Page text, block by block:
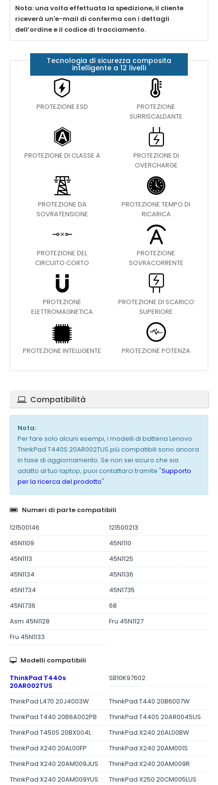
Nota: una volta effettuata la spedizione, il cliente
riceverà un'e-mail di conferma con i dettagli
dell’ordine e il codice di tracciamento.
Tecnologia di sicurezza composita
intelligente a 12 livelli
PROTEZIONE ESD
PROTEZIONE
SURRISCALDANTE
PROTEZIONE DI CLASSE A
PROTEZIONE DI
OVERCHARGE
PROTEZIONE DA
SOVRATENSIONE
PROTEZIONE TEMPO DI
RICARICA
PROTEZIONE DEL
CIRCUITO CORTO
PROTEZIONE
SOVRACORRENTE
PROTEZIONE
ELETTROMAGNETICA
PROTEZIONE DI SCARICO
SUPERIORE
PROTEZIONE INTELLIGENTE PROTEZIONE POTENZA
Compatibilità
Nota:
Per fare solo alcuni esempi, i modelli di batteria Lenovo
ThinkPad T440S 20AR002TUS più compatibili sono ancora
in fase di aggiornamento. Se non sei sicuro che sia
adatto al tuo laptop, puoi contattarci tramite "Supporto
per la ricerca del prodotto".
Numeri di parte compatibili
121500146
121500213
45N1109
45N1110
45N1113
45N1125
45N1134
45N1136
45N1734
45N1735
45N1736
68
Asm 45N1128
Fru 45N1127
Fru 45N1133
Modelli compatibili
ThinkPad T440s
20AR002TUS
SB10K97602
ThinkPad L470 20J4003W
ThinkPad T440 20B6007W
ThinkPad T440 20B6A002PB
ThinkPad T440S 20AR0045US
ThinkPad T450S 20BX004L
ThinkPad X240 20AL00BW
ThinkPad X240 20AL00FP
ThinkPad X240 20AM001S
ThinkPad X240 20AM009JUS
ThinkPad X240 20AM009R
ThinkPad X240 20AM009YUS
ThinkPad X250 20CM005LUS